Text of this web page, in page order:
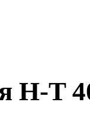
H-T